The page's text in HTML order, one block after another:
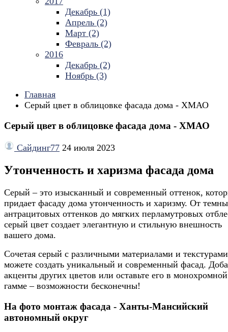
Декабрь (1)
Апрель (2)
Март (2)
Февраль (2)
2016
Декабрь (2)
Ноябрь (3)
Главная
Серый цвет в облицовке фасада дома - ХМАО
Серый цвет в облицовке фасада дома - ХМАО
Сайдинг77 24 июля 2023
Утонченность и харизма фасада дома
Серый – это изысканный и современный оттенок,
придает фасаду дома утонченность и харизму. От
антрацитовых оттенков до мягких перламутровых
серый цвет создает элегантную и стильную внешность
вашего дома.
Сочетая серый с различными материалами и
можете создать уникальный и современный фасад.
акценты других цветов или оставьте его в монохромной
гамме – возможности бесконечны!
На фото монтаж фасада - Ханты-Мансийский
автономный округ